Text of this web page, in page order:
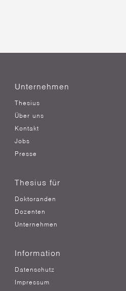
Unternehmen
Thesius
Über uns
Kontakt
Jobs
Presse
Thesius für
Doktoranden
Dozenten
Unternehmen
Information
Datenschutz
Impressum